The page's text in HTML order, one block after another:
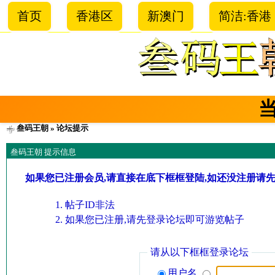
首页 香港区 新澳门 简洁:香港
叁码王朝 » 论坛提示
叁码王朝 提示信息
如果您已注册会员,请直接在底下框框登陆,如还没注册请
帖子ID非法
如果您已注册,请先登录论坛即可游览帖子
请从以下框框登录论坛
用户名